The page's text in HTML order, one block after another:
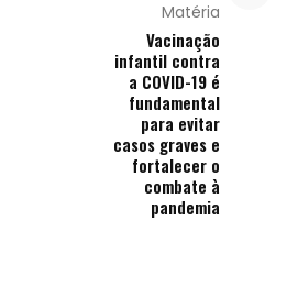
Matéria
Vacinação
infantil contra
a COVID-19 é
fundamental
para evitar
casos graves e
fortalecer o
combate à
pandemia